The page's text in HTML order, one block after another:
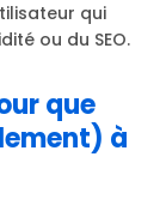
qui
ou du SEO.
que
à